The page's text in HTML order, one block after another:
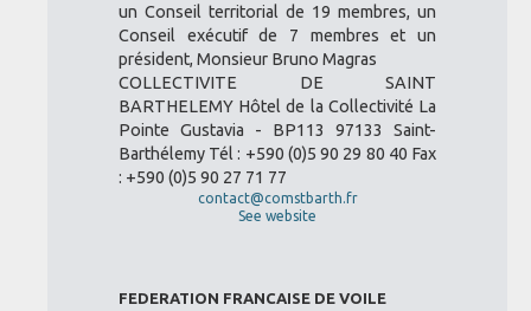
un Conseil territorial de 19 membres, un
Conseil exécutif de 7 membres et un
président, Monsieur Bruno Magras
COLLECTIVITE DE SAINT
BARTHELEMY Hôtel de la Collectivité La
Pointe Gustavia - BP113 97133 Saint-
Barthélemy Tél : +590 (0)5 90 29 80 40 Fax
: +590 (0)5 90 27 71 77
contact@comstbarth.fr
See website
FEDERATION FRANCAISE DE VOILE